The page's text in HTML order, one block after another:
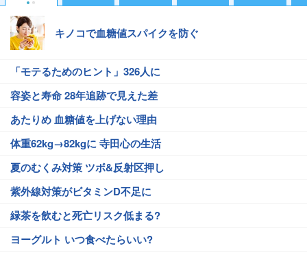
キノコで血糖値スパイクを防ぐ
「モテるためのヒント」326人に
容姿と寿命 28年追跡で見えた差
あたりめ 血糖値を上げない理由
体重62kg→82kgに 寺田心の生活
夏のむくみ対策 ツボ&反射区押し
紫外線対策がビタミンD不足に
緑茶を飲むと死亡リスク低まる?
ヨーグルト いつ食べたらいい?